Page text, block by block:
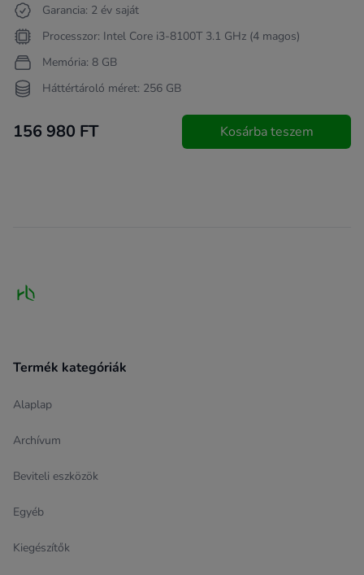
Garancia: 2 év saját
Processzor: Intel Core i3-8100T 3.1 GHz (4 magos)
Memória: 8 GB
Háttértároló méret: 256 GB
156 980 FT Kosárba teszem
Termék kategóriák
Alaplap
Archívum
Beviteli eszközök
Egyéb
Kiegészítők